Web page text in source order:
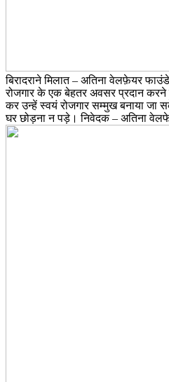
बिरादराने मिलात – अतिना वेलफ़ेयर
रोजगार के एक बेहतर अवसर प्रदान करने
कर उन्हें स्वयं रोजगार सम्मुख बनाया जा
घर छोड़ना न पड़े। निवेदक – अतिना